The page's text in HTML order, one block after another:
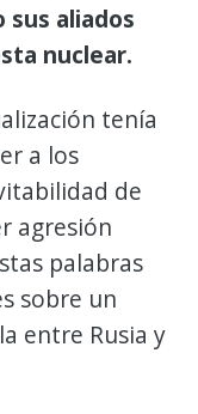
sus aliados
nuclear.
tenía
a los
de
agresión
palabras
sobre un
entre Rusia y